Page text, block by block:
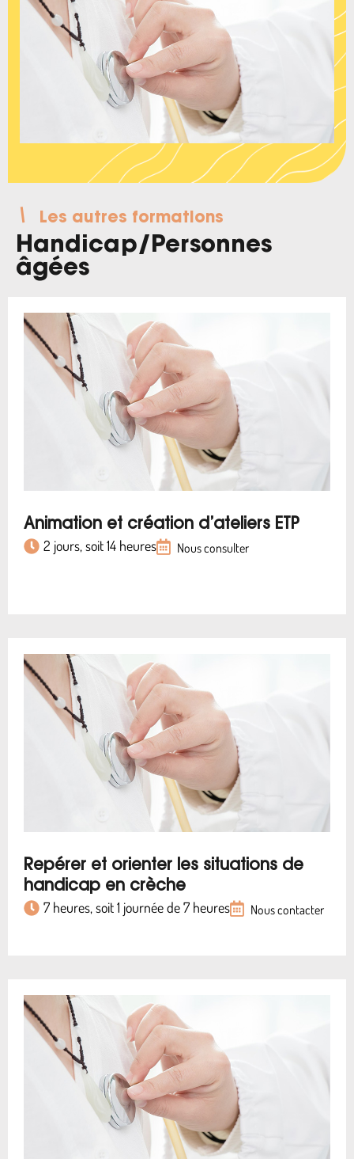
Les autres formations
Handicap/Personnes
âgées
Animation et création d’ateliers ETP
2 jours, soit 14 heures Nous consulter
Repérer et orienter les situations de
handicap en crèche
7 heures, soit 1 journée de 7 heures Nous contacter